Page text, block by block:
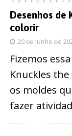
Desenhos de
colorir
20 de junho de
Fizemos
Knuckles
os moldes
fazer